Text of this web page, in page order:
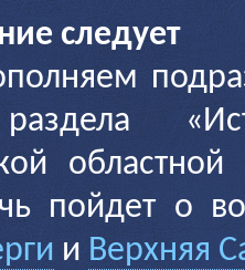
следует
пойдет о
и Верхняя